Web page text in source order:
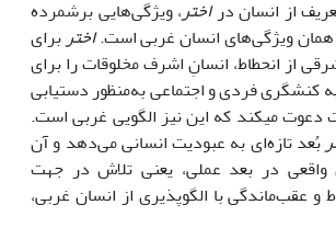
از انسان دراختر، ویژگی‌هایی برشمرده
همان ویژگی‌های انسان غربی است.اختربرای
از انحطاط، انسانِ اشرف مخلوقات را برای
فردی و اجتماعی به‌منظور دستیابی
دعوت می­کند که این نیز الگویی غربی است.
بُعد تازه‌ای به عبودیت انسانی می‌دهد و آن
واقعی در بعد عملی، یعنی تلاش در جهت
و عقب‌ماندگی با الگوپذیری از انسان غربی،